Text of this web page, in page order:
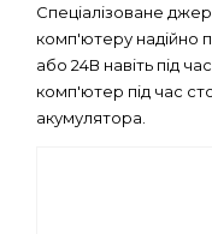
Спеціалізоване
комп'ютеру надійно
або 24В навіть під
комп'ютер під час
акумулятора.